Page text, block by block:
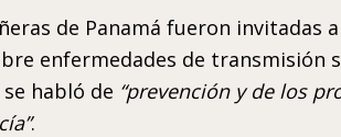
de Panamá fueron invitadas a
enfermedades de
habló de “prevención y de los
.